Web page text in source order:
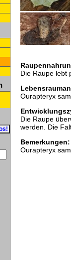
Die Raupe lebt
Ourapteryx
Die Raupe
werden. Die
Bemerkungen:
Ourapteryx